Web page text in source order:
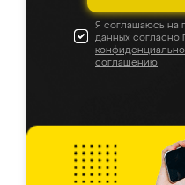
Я соглашаюсь на
данных согласно
соглашению